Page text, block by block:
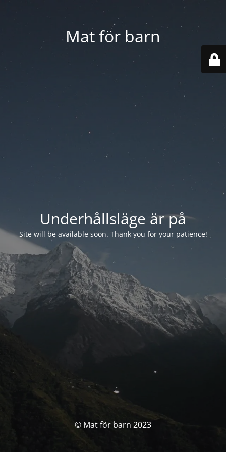
Mat för barn
Underhållsläge är på
Site will be available soon. Thank you for your patience!
© Mat för barn 2023